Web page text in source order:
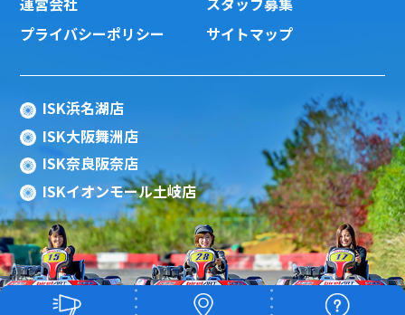
プライバシーポリシー
サイトマップ
ISK浜名湖店
ISK大阪舞洲店
ISK奈良阪奈店
ISKイオンモール土岐店
Copyright(c) 2015 ISK Co., Ltd.All Rights